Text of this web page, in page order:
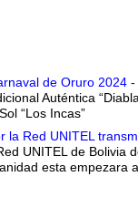
de Oruro 2024
Auténtica
del Sol
la Red UNITEL
UNITEL de Bolivia
esta empezara